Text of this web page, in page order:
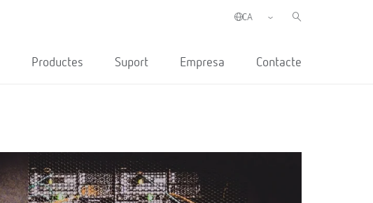
Productes Suport Empresa Contacte